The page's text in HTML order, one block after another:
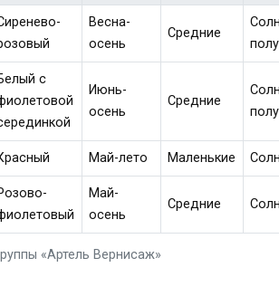
«Артель Вернисаж»
Весна-
осень
Средние
с
Июнь-
осень
Средние
Май-лето Маленькие
Май-
осень
Средние